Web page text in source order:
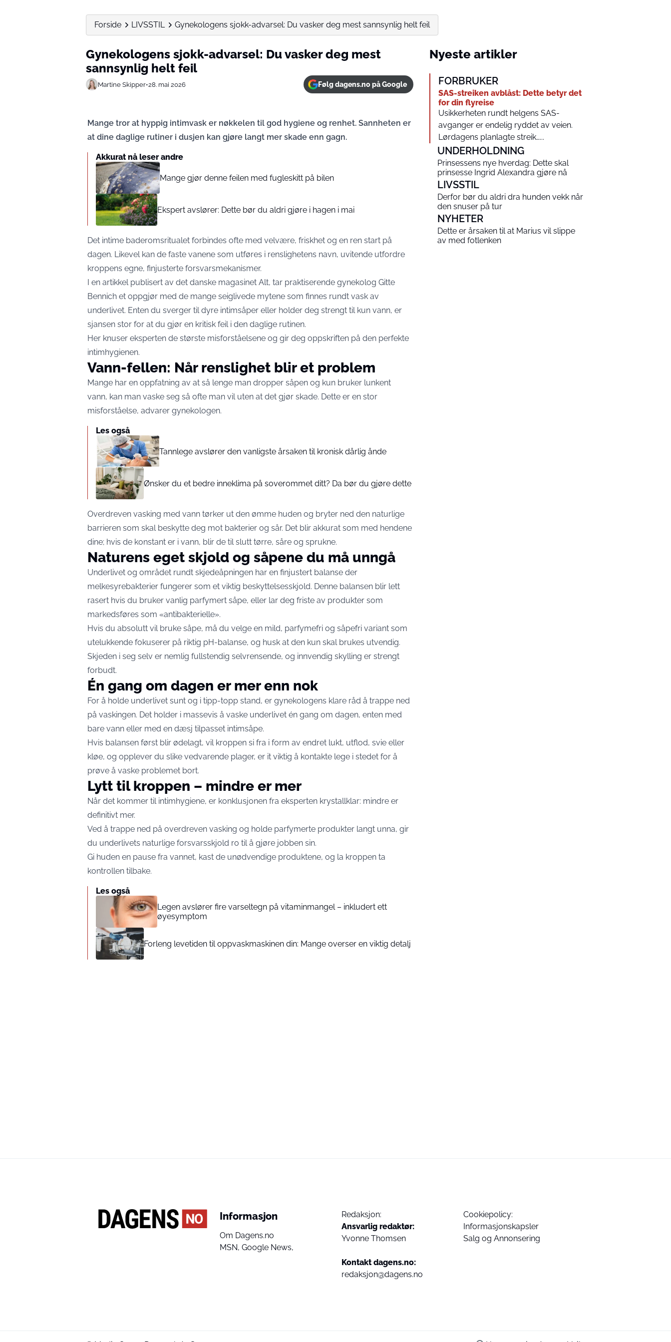
Forside LIVSSTIL Gynekologens sjokk-advarsel: Du vasker deg mest sannsynlig helt feil
Gynekologens sjokk-advarsel: Du vasker deg mest
sannsynlig helt feil
Martine Skipper•28. mai 2026 Følg dagens.no på Google
Mange tror at hyppig intimvask er nøkkelen til god hygiene og renhet. Sannheten er
at dine daglige rutiner i dusjen kan gjøre langt mer skade enn gagn.
Akkurat nå leser andre
Mange gjør denne feilen med fugleskitt på bilen
Ekspert avslører: Dette bør du aldri gjøre i hagen i mai
Det intime baderomsritualet forbindes ofte med velvære, friskhet og en ren start på
dagen. Likevel kan de faste vanene som utføres i renslighetens navn, uvitende utfordre
kroppens egne, finjusterte forsvarsmekanismer.
I en artikkel publisert av det danske magasinet Alt, tar praktiserende gynekolog Gitte
Bennich et oppgjør med de mange seiglivede mytene som finnes rundt vask av
underlivet. Enten du sverger til dyre intimsåper eller holder deg strengt til kun vann, er
sjansen stor for at du gjør en kritisk feil i den daglige rutinen.
Her knuser eksperten de største misforståelsene og gir deg oppskriften på den perfekte
intimhygienen.
Vann-fellen: Når renslighet blir et problem
Mange har en oppfatning av at så lenge man dropper såpen og kun bruker lunkent
vann, kan man vaske seg så ofte man vil uten at det gjør skade. Dette er en stor
misforståelse, advarer gynekologen.
Les også
Tannlege avslører den vanligste årsaken til kronisk dårlig ånde
Ønsker du et bedre inneklima på soverommet ditt? Da bør du gjøre dette
Overdreven vasking med vann tørker ut den ømme huden og bryter ned den naturlige
barrieren som skal beskytte deg mot bakterier og sår. Det blir akkurat som med hendene
dine; hvis de konstant er i vann, blir de til slutt tørre, såre og sprukne.
Naturens eget skjold og såpene du må unngå
Underlivet og området rundt skjedeåpningen har en finjustert balanse der
melkesyrebakterier fungerer som et viktig beskyttelsesskjold. Denne balansen blir lett
rasert hvis du bruker vanlig parfymert såpe, eller lar deg friste av produkter som
markedsføres som «antibakterielle».
Hvis du absolutt vil bruke såpe, må du velge en mild, parfymefri og såpefri variant som
utelukkende fokuserer på riktig pH-balanse, og husk at den kun skal brukes utvendig.
Skjeden i seg selv er nemlig fullstendig selvrensende, og innvendig skylling er strengt
forbudt.
Én gang om dagen er mer enn nok
For å holde underlivet sunt og i tipp-topp stand, er gynekologens klare råd å trappe ned
på vaskingen. Det holder i massevis å vaske underlivet én gang om dagen, enten med
bare vann eller med en dæsj tilpasset intimsåpe.
Hvis balansen først blir ødelagt, vil kroppen si fra i form av endret lukt, utflod, svie eller
kløe, og opplever du slike vedvarende plager, er it viktig å kontakte lege i stedet for å
prøve å vaske problemet bort.
Lytt til kroppen – mindre er mer
Når det kommer til intimhygiene, er konklusjonen fra eksperten krystallklar: mindre er
definitivt mer.
Ved å trappe ned på overdreven vasking og holde parfymerte produkter langt unna, gir
du underlivets naturlige forsvarsskjold ro til å gjøre jobben sin.
Gi huden en pause fra vannet, kast de unødvendige produktene, og la kroppen ta
kontrollen tilbake.
Les også
Legen avslører fire varseltegn på vitaminmangel – inkludert ett
øyesymptom
Forleng levetiden til oppvaskmaskinen din: Mange overser en viktig detalj
Nyeste artikler
FORBRUKER
SAS-streiken avblåst: Dette betyr det
for din flyreise
Usikkerheten rundt helgens SAS-
avganger er endelig ryddet av veien.
Lørdagens planlagte streik…...
UNDERHOLDNING
Prinsessens nye hverdag: Dette skal
prinsesse Ingrid Alexandra gjøre nå
LIVSSTIL
Derfor bør du aldri dra hunden vekk når
den snuser på tur
NYHETER
Dette er årsaken til at Marius vil slippe
av med fotlenken
Informasjon
Om Dagens.no
MSN, Google News,
Redaksjon:
Ansvarlig redaktør:
Yvonne Thomsen
Kontakt dagens.no:
redaksjon@dagens.no
Cookiepolicy:
Informasjonskapsler
Salg og Annonsering